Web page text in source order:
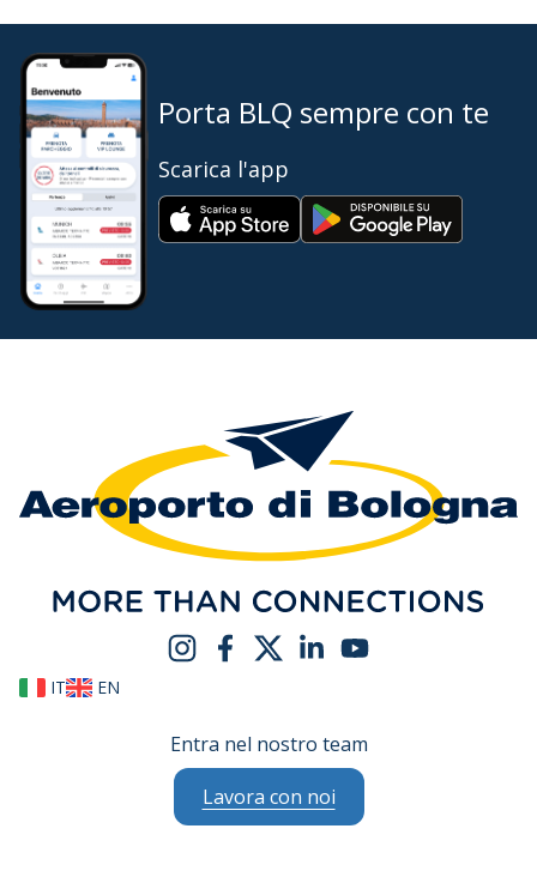
Porta BLQ sempre con te
Scarica l'app
IT EN
Entra nel nostro team
Lavora con noi